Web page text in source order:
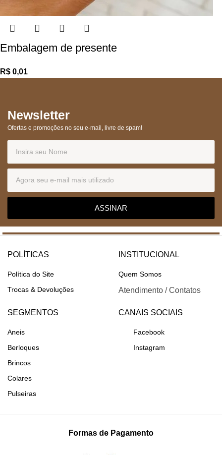
Embalagem de presente
R$
Newsletter
Ofertas e promoções no seu e-mail, livre de spam!
ASSINAR
POLÍTICAS
Política do Site
Trocas & Devoluções
INSTITUCIONAL
Quem Somos
Atendimento / Contatos
SEGMENTOS
Aneis
Berloques
Brincos
Colares
Pulseiras
CANAIS SOCIAIS
Facebook
Instagram
Formas de Pagamento